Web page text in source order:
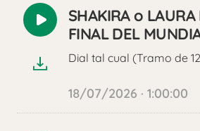
Reproducir
audio
SHAKIRA o
FINAL DEL
Dial tal cual (Tramo de
18/07/2026 · 1:00:00